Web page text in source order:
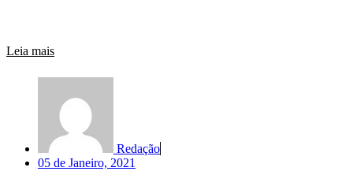
Leia mais
Redação
05 de Janeiro, 2021